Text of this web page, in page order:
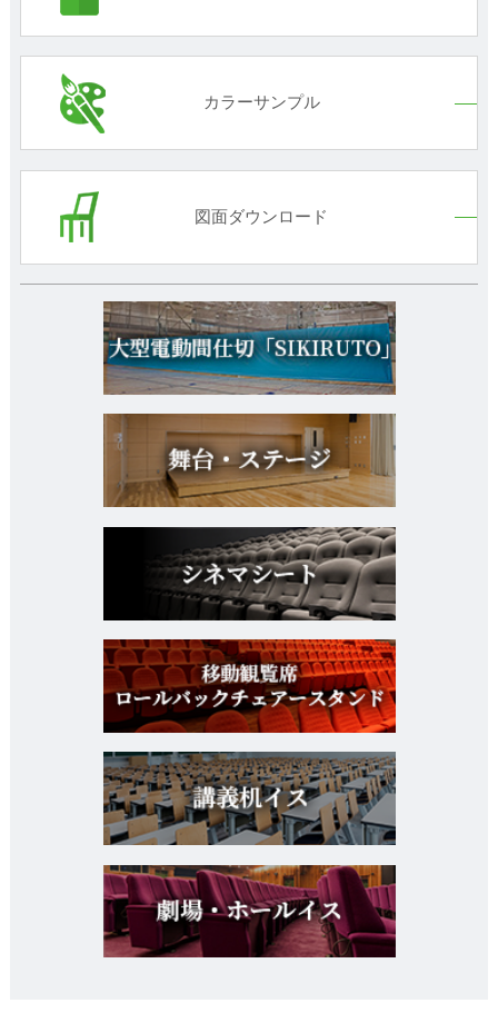
カラーサンプル
図面ダウンロード